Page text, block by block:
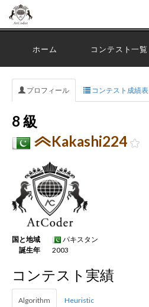
ホーム コンテスト一覧
プロフィール コンテスト成績表
8 級
Kakashi224
国と地域
パキスタン
誕生年
2003
コンテスト実績
Algorithm Heuristic